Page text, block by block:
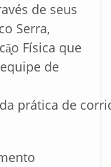
de seus
Serra,
Física que
de
prática de